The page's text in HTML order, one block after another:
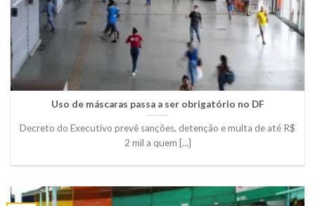
Uso de máscaras passa a ser obrigatório no DF
Decreto do Executivo prevê sanções, detenção e multa de até R$
2 mil a quem [...]